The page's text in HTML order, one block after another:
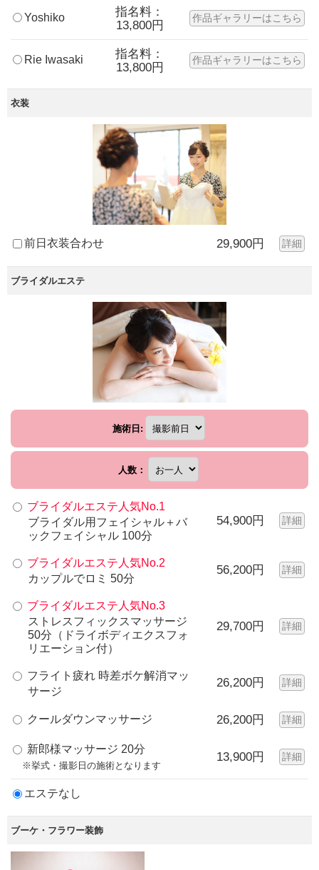
Yoshiko
指名料：
13,800円
作品ギャラリーはこちら
Rie Iwasaki
指名料：
13,800円
作品ギャラリーはこちら
衣装
前日衣装合わせ 29,900円 詳細
ブライダルエステ
施術日:
人数：
ブライダルエステ人気No.1
ブライダル用フェイシャル＋バ
ックフェイシャル 100分
54,900円 詳細
ブライダルエステ人気No.2
カップルでロミ 50分
56,200円 詳細
ブライダルエステ人気No.3
ストレスフィックスマッサージ
50分（ドライボディエクスフォ
リエーション付）
29,700円 詳細
フライト疲れ 時差ボケ解消マッ
サージ
26,200円 詳細
クールダウンマッサージ 26,200円 詳細
新郎様マッサージ 20分
※挙式・撮影日の施術となります
13,900円 詳細
エステなし
ブーケ・フラワー装飾